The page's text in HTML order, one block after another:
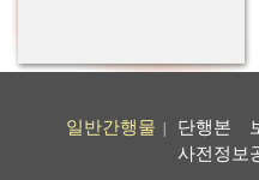
일반간행물 단행본
사전정보